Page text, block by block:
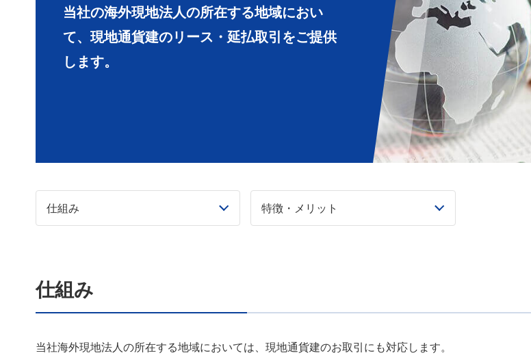
当社の海外現地法人の所在する地域におい
て、現地通貨建のリース・延払取引をご提供
します。
仕組み 特徴・メリット
仕組み
当社海外現地法人の所在する地域においては、現地通貨建のお取引にも対応します。